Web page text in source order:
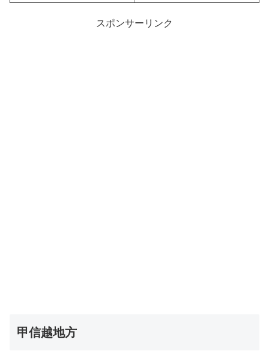
スポンサーリンク
甲信越地方